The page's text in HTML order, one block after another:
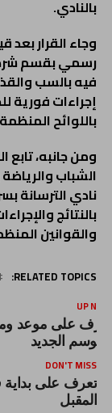
بالنادي.
وجاء القرار بعد
رسمي بقسم
فيه بالسب
إجراءات فورية
باللوائح
ومن جانبه،
الشباب والرياضة
نادي الترسانة
بالنتائج
والقوانين
RELATED TOPICS:
UP
على موعد
الجديد
DON'T MISS
تعرف على بداية
المقبل